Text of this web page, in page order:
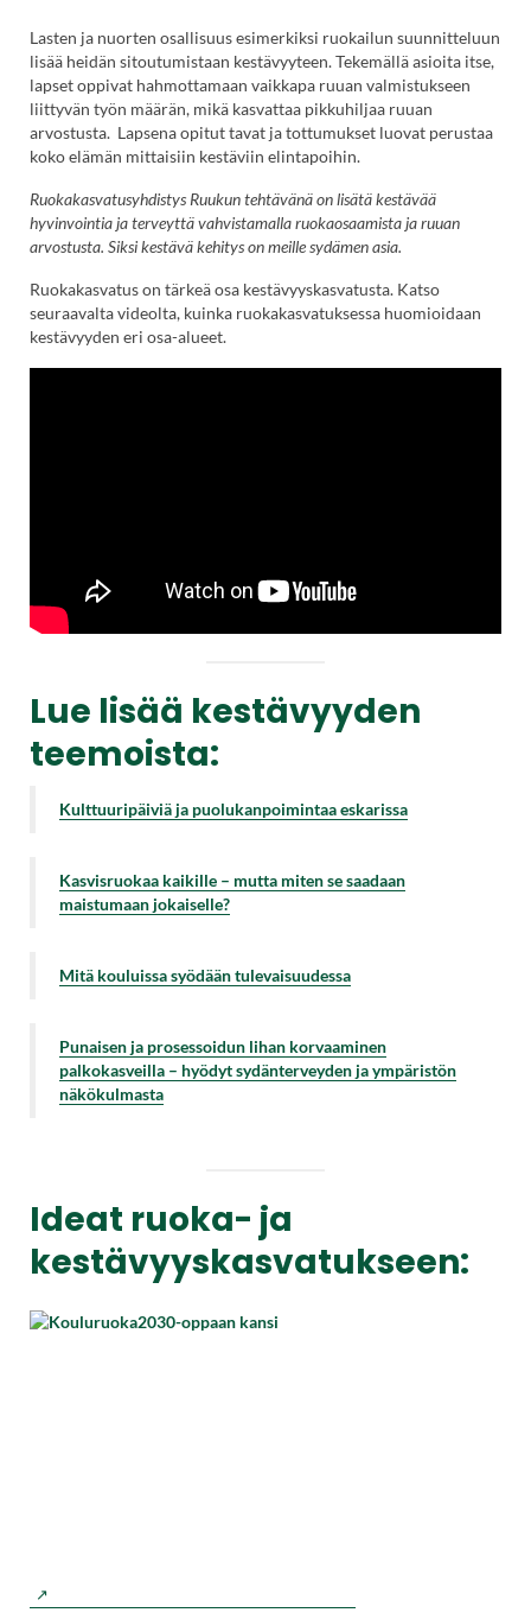
Lasten ja nuorten osallisuus esimerkiksi ruokailun suunnitteluun
lisää heidän sitoutumistaan kestävyyteen. Tekemällä asioita itse,
lapset oppivat hahmottamaan vaikkapa ruuan valmistukseen
liittyvän työn määrän, mikä kasvattaa pikkuhiljaa ruuan
arvostusta. Lapsena opitut tavat ja tottumukset luovat perustaa
koko elämän mittaisiin kestäviin elintapoihin.
Ruokakasvatusyhdistys Ruukun tehtävänä on lisätä kestävää
hyvinvointia ja terveyttä vahvistamalla ruokaosaamista ja ruuan
arvostusta. Siksi kestävä kehitys on meille sydämen asia.
Ruokakasvatus on tärkeä osa kestävyyskasvatusta. Katso
seuraavalta videolta, kuinka ruokakasvatuksessa huomioidaan
kestävyyden eri osa-alueet.
Lue lisää kestävyyden
teemoista:
Kulttuuripäiviä ja puolukanpoimintaa eskarissa
Kasvisruokaa kaikille – mutta miten se saadaan
maistumaan jokaiselle?
Mitä kouluissa syödään tulevaisuudessa
Punaisen ja prosessoidun lihan korvaaminen
palkokasveilla – hyödyt sydänterveyden ja ympäristön
näkökulmasta
Ideat ruoka- ja
kestävyyskasvatukseen: